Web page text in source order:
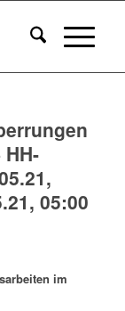
05:00
im